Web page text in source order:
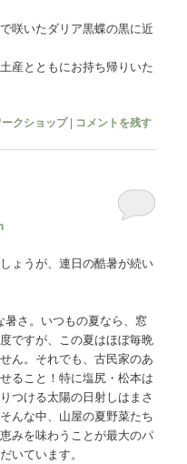
咲いたダリア黒蝶の黒に近
産とともにお持ち帰りいた
クショップ | コメントを残す
ょうが、連日の酷暑が続い
さ。いつもの夏なら、窓
ですが、この夏はほぼ毎晩
ん。それでも、古民家のあ
ること！特に塩尻・松本は
つける太陽の日射しはまさ
んな中、山屋の夏野菜たち
みを味わうことが最大のパ
いています。